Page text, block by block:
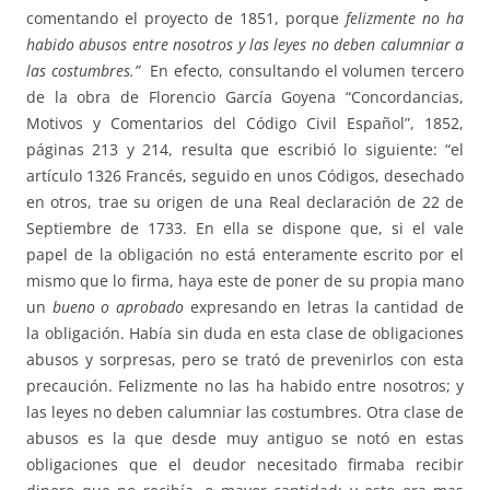
comentando el proyecto de 1851, porque felizmente no ha
habido abusos entre nosotros y las leyes no deben calumniar a
las costumbres.” En efecto, consultando el volumen tercero
de la obra de Florencio García Goyena “Concordancias,
Motivos y Comentarios del Código Civil Español”, 1852,
páginas 213 y 214, resulta que escribió lo siguiente: “el
artículo 1326 Francés, seguido en unos Códigos, desechado
en otros, trae su origen de una Real declaración de 22 de
Septiembre de 1733. En ella se dispone que, si el vale
papel de la obligación no está enteramente escrito por el
mismo que lo firma, haya este de poner de su propia mano
un bueno o aprobado expresando en letras la cantidad de
la obligación. Había sin duda en esta clase de obligaciones
abusos y sorpresas, pero se trató de prevenirlos con esta
precaución. Felizmente no las ha habido entre nosotros; y
las leyes no deben calumniar las costumbres. Otra clase de
abusos es la que desde muy antiguo se notó en estas
obligaciones que el deudor necesitado firmaba recibir